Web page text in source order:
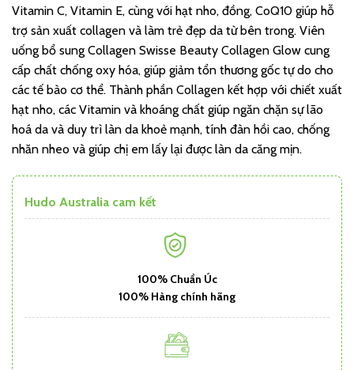
Vitamin C, Vitamin E, cùng với hạt nho, đồng, CoQ10 giúp hỗ
trợ sản xuất collagen và làm trẻ đẹp da từ bên trong. Viên
uống bổ sung Collagen Swisse Beauty Collagen Glow cung
cấp chất chống oxy hóa, giúp giảm tổn thương gốc tự do cho
các tế bào cơ thể. Thành phần Collagen kết hợp với chiết xuất
hạt nho, các Vitamin và khoáng chất giúp ngăn chặn sự lão
hoá da và duy trì làn da khoẻ mạnh, tính đàn hồi cao, chống
nhăn nheo và giúp chị em lấy lại được làn da căng mịn.
Hudo Australia cam kết
100% Chuẩn Úc
100% Hàng chính hãng